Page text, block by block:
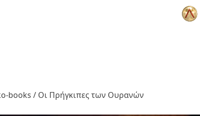
books / Οι Πρήγκιπες των Ουρανών